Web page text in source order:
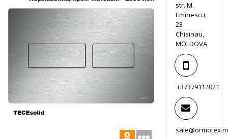
str. M.
Eminescu,
23
Chisinau,
MOLDOVA
+37379112021